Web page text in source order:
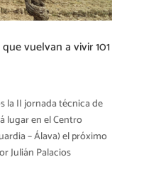
vuelvan a vivir 101
la II jornada técnica de
lugar en el Centro
– Álava) el próximo
Julián Palacios